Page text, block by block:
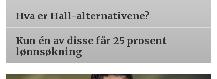
Hva er Hall-alternativene?
Kun én av disse får 25 prosent
lønnsøkning